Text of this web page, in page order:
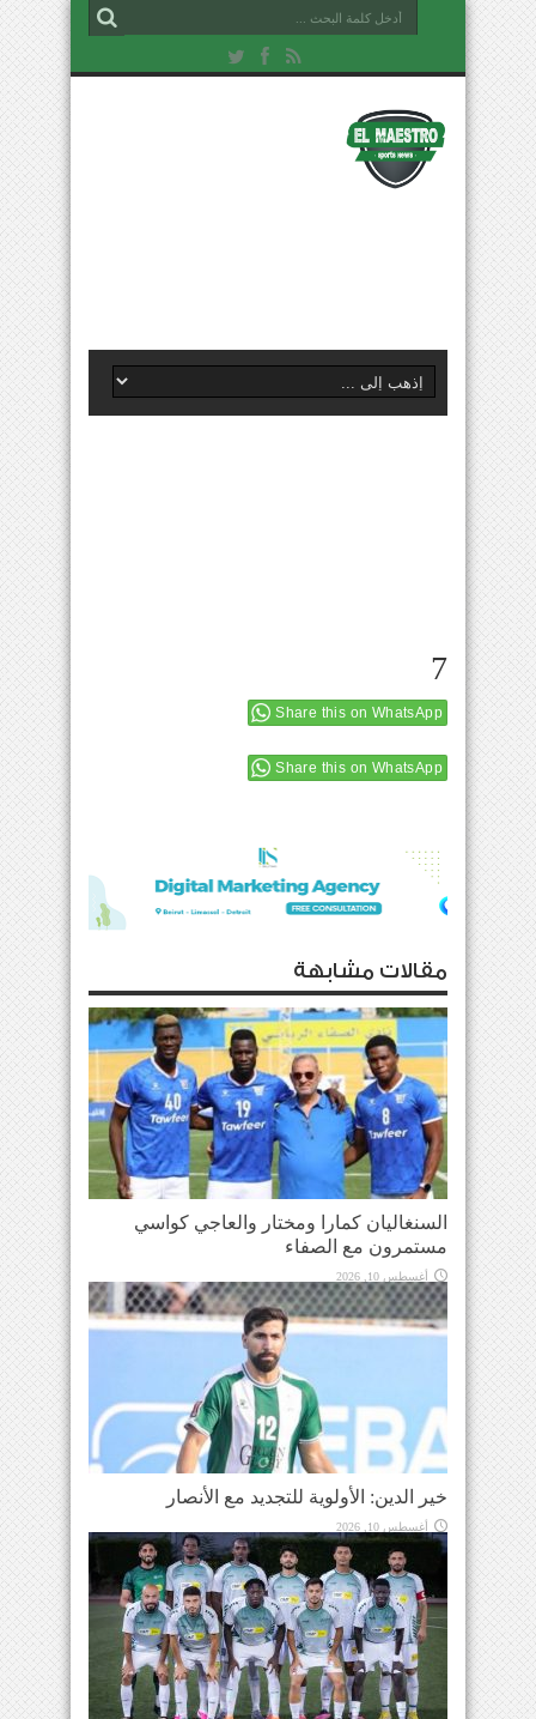
7
Share this on WhatsApp
Share this on WhatsApp
مقالات مشابهة
السنغاليان كمارا ومختار والعاجي كواسي
مستمرون مع الصفاء
أغسطس 10, 2026
خير الدين: الأولوية للتجديد مع الأنصار
أغسطس 10, 2026